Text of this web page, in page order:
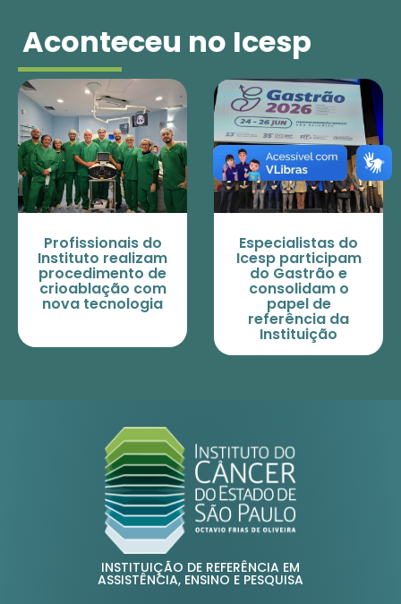
Aconteceu no Icesp
Profissionais do
Instituto realizam
procedimento de
crioablação com
nova tecnologia
Especialistas do
Icesp participam
do Gastrão e
consolidam o
papel de
referência da
Instituição
INSTITUIÇÃO DE REFERÊNCIA EM
ASSISTÊNCIA, ENSINO E PESQUISA